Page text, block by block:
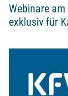
Webinare
exklusiv für